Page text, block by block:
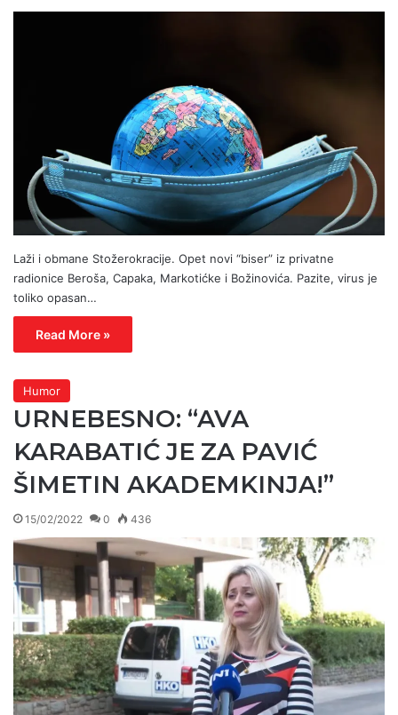
Laži i obmane Stožerokracije. Opet novi “biser” iz privatne
radionice Beroša, Capaka, Markotićke i Božinovića. Pazite, virus je
toliko opasan…
Read More »
Humor
URNEBESNO: “AVA
KARABATIĆ JE ZA PAVIĆ
ŠIMETIN AKADEMKINJA!”
15/02/2022 0 436